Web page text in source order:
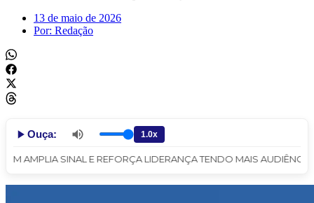
13 de maio de 2026
Por: Redação
Ouça:
SINAL E REFORÇA LIDERANÇA TENDO MAIS AUDIÊNCIA